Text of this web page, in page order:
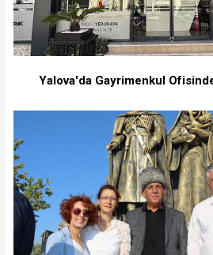
Yalova'da Gayrimenkul